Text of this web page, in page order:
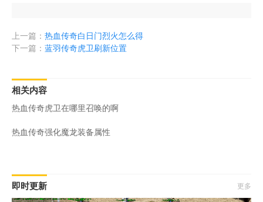
上一篇： 热血传奇白日门烈火怎么得
下一篇： 蓝羽传奇虎卫刷新位置
相关内容
热血传奇虎卫在哪里召唤的啊
热血传奇强化魔龙装备属性
即时更新 更多